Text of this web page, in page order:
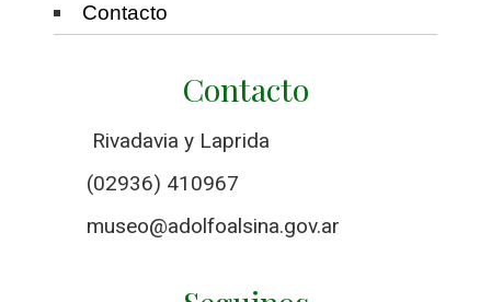
Contacto
Contacto
Rivadavia y Laprida
(02936) 410967
museo@adolfoalsina.gov.ar